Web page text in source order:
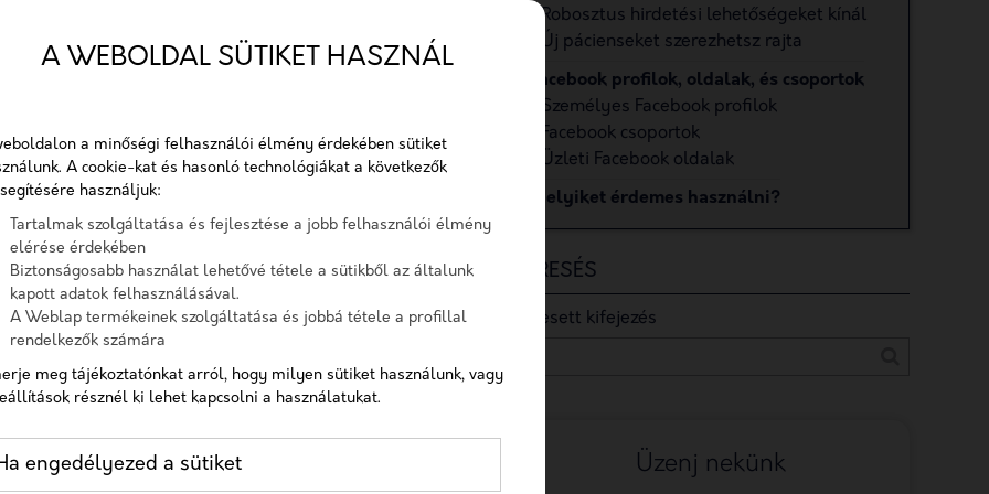
platform létezik, az emberek túlnyomó
Szerencsére a közösségi média
ismerni a hatékony közösségi média
a Facebook áll.
több, mint 2,8 milliárd felhasználóval
csak nő. Azonban a Facebook nem csak
számára, hanem azért is, mert egyre többen
tippekre, eseményekre, videókra és egyéb
néznek utána orvosi praxisoknak és
velük a kapcsolatot.
kétirányú kommunikációt biztosít a
márkák között. A felhasználók felvehetik a
iránt érdeklődnek, illetve visszajelzéseket
Robosztus hirdetési lehetőségeket kínál
Új pácienseket szerezhetsz rajta
Facebook profilok, oldalak, és csoportok
Személyes Facebook profilok
Facebook csoportok
Üzleti Facebook oldalak
Melyiket érdemes használni?
KERESÉS
Keresett kifejezés
Üzenj nekünk
A WEBOLDAL SÜTIKET HASZNÁL
a minőségi felhasználói élmény érdekében sütiket
A cookie-kat és hasonló technológiákat a következők
használjuk:
Tartalmak szolgáltatása és fejlesztése a jobb felhasználói élmény
elérése érdekében
Biztonságosabb használat lehetővé tétele a sütikből az általunk
kapott adatok felhasználásával.
A Weblap termékeinek szolgáltatása és jobbá tétele a profillal
rendelkezők számára
meg tájékoztatónkat arról, hogy milyen sütiket használunk, vagy
résznél ki lehet kapcsolni a használatukat.
engedélyezed a sütiket
Telefon
A checkbox pipálásával - az Általános Adatvédelmi
cikk rendelkezése alapján - hozzájárulok, hogy az adatkezelő
a most megadott személyes adataimat a GDPR, továbbá a
saját adatkezelési tájékoztat
Hozzájárulok, hogy a weboldal kapcsolatfelvétel céljából
Nem vagyok robot!
Kapcsolatfelvétel